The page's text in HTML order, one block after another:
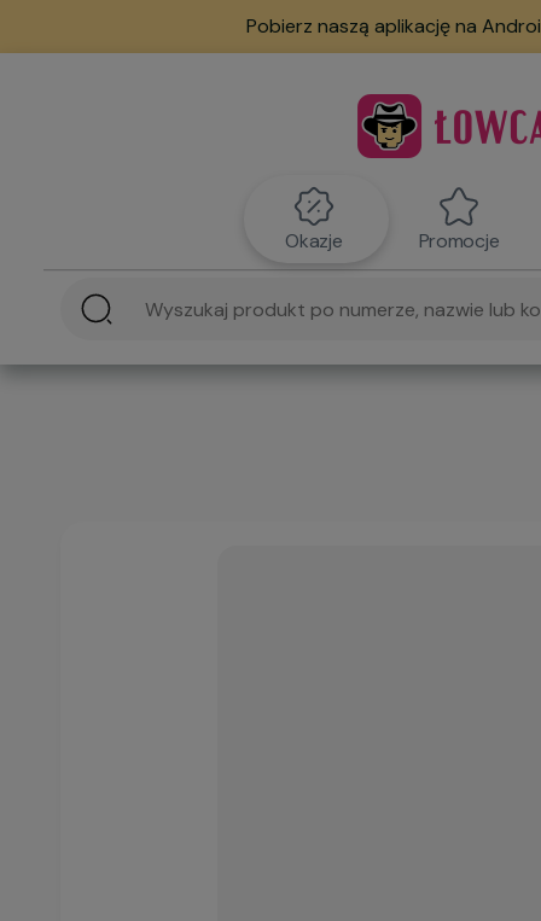
Pobierz naszą aplikację na
Okazje Promocje